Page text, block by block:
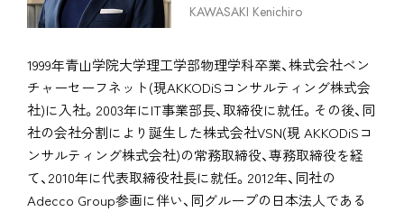
KAWASAKI Kenichiro
1999年青山学院大学理工学部物理学科卒業、株式会社ベン
チャーセーフネット(現AKKODiSコンサルティング株式会
社)に入社。2003年にIT事業部長、取締役に就任。その後、同
社の会社分割により誕生した株式会社VSN(現 AKKODiSコ
ンサルティング株式会社)の常務取締役、専務取締役を経
て、2010年に代表取締役社長に就任。2012年、同社の
Adecco Group参画に伴い、同グループの日本法人である